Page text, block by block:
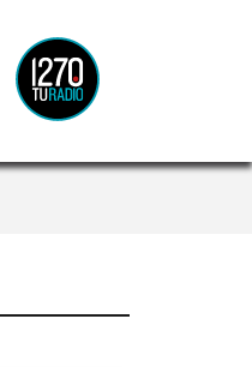
Radio
Provincia